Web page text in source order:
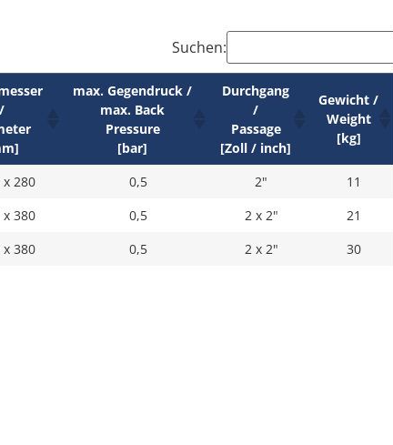
Suchen:
/
max. Gegendruck /
max. Back
Pressure
[bar]
Durchgang
/
Passage
[Zoll / inch]
Gewicht /
Weight
[kg]
x 280 0,5 2"
11
x 380 0,5 2 x 2"
21
x 380 0,5 2 x 2" 30